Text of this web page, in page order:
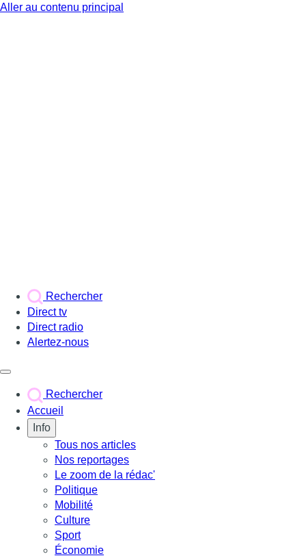
Aller au contenu principal
Rechercher
Direct tv
Direct radio
Alertez-nous
Rechercher
Accueil
Info
Tous nos articles
Nos reportages
Le zoom de la rédac'
Politique
Mobilité
Culture
Sport
Économie